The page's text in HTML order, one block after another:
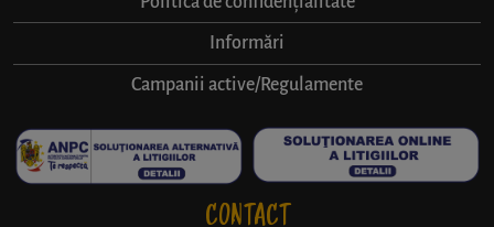
Informări
Campanii active/Regulamente
CONTACT